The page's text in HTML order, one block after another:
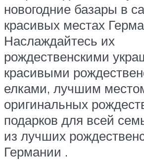
новогодние базары в
красивых местах
Наслаждайтесь их
рождественскими
красивыми
елками, лучшим
оригинальных
подарков для всей
из лучших
Германии .